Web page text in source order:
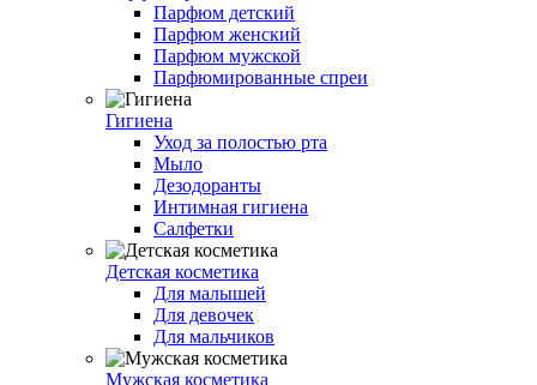
Парфюм детский
Парфюм женский
Парфюм мужской
Парфюмированные спреи
Гигиена
Уход за полостью рта
Мыло
Дезодоранты
Интимная гигиена
Салфетки
Детская косметика
Для малышей
Для девочек
Для мальчиков
Мужская косметика